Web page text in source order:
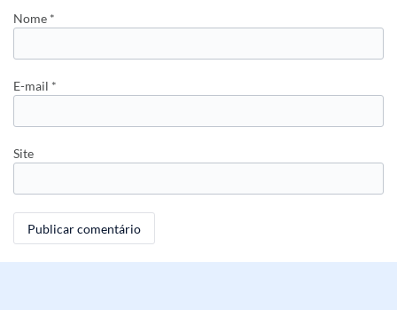
Nome *
E-mail *
Site